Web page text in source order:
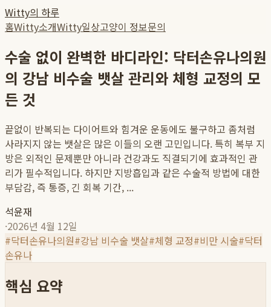
Witty의 하루
홈Witty소개Witty일상고양이 정보문의
수술 없이 완벽한 바디라인: 닥터손유나의원
의 강남 비수술 뱃살 관리와 체형 교정의 모
든 것
끝없이 반복되는 다이어트와 힘겨운 운동에도 불구하고 좀처럼
사라지지 않는 뱃살은 많은 이들의 오랜 고민입니다. 특히 복부 지
방은 외적인 문제뿐만 아니라 건강과도 직결되기에 효과적인 관
리가 필수적입니다. 하지만 지방흡입과 같은 수술적 방법에 대한
부담감, 즉 통증, 긴 회복 기간, ...
석윤재
·2026년 4월 12일
#닥터손유나의원#강남 비수술 뱃살#체형 교정#비만 시술#닥터
손유나
핵심 요약